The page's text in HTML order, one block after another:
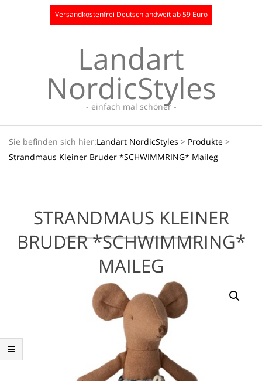
Versandkostenfrei Deutschlandweit ab 59 Euro
Landart
NordicStyles
- einfach mal schöner -
Navigation
Menu
Sie befinden sich hier:Landart NordicStyles > Produkte >
Strandmaus Kleiner Bruder *SCHWIMMRING* Maileg
STRANDMAUS KLEINER
BRUDER *SCHWIMMRING*
MAILEG